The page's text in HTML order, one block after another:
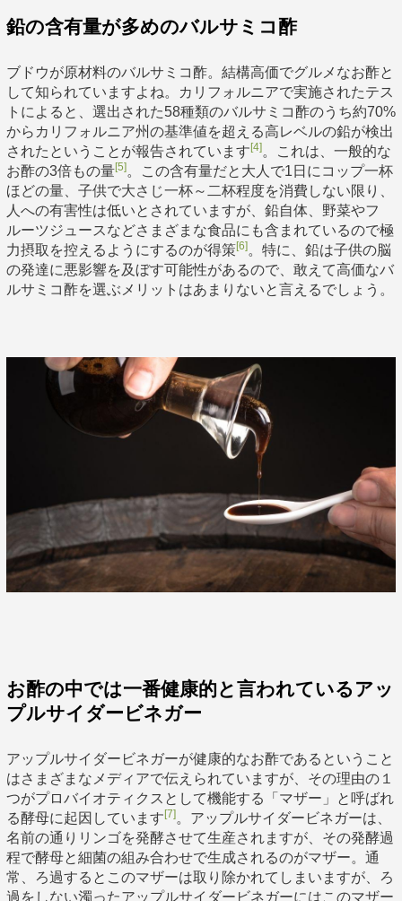
鉛の含有量が多めのバルサミコ酢
ブドウが原材料のバルサミコ酢。結構高価でグルメなお酢と
して知られていますよね。カリフォルニアで実施されたテス
トによると、選出された58種類のバルサミコ酢のうち約70%
からカリフォルニア州の基準値を超える高レベルの鉛が検出
されたということが報告されています [4]。これは、一般的な
お酢の3倍もの量[5]。この含有量だと大人で1日にコップ一杯
ほどの量、子供で大さじ一杯～二杯程度を消費しない限り、
人への有害性は低いとされていますが、鉛自体、野菜やフ
ルーツジュースなどさまざまな食品にも含まれているので極
力摂取を控えるようにするのが得策[6]。特に、鉛は子供の脳
の発達に悪影響を及ぼす可能性があるので、敢えて高価なバ
ルサミコ酢を選ぶメリットはあまりないと言えるでしょう。
お酢の中では一番健康的と言われているアッ
プルサイダービネガー
アップルサイダービネガーが健康的なお酢であるということ
はさまざまなメディアで伝えられていますが、その理由の１
つがプロバイオティクスとして機能する「マザー」と呼ばれ
る酵母に起因しています [7]。アップルサイダービネガーは、
名前の通りリンゴを発酵させて生産されますが、その発酵過
程で酵母と細菌の組み合わせで生成されるのがマザー。通
常、ろ過するとこのマザーは取り除かれてしまいますが、ろ
過をしない濁ったアップルサイダービネガーにはこのマザー